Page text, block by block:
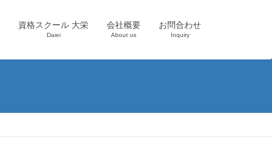
資格スクール 大栄
Daiei
会社概要
About us
お問合わせ
Inquiry